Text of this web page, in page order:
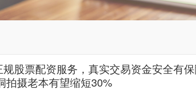
股票配资服务，真实交易资金安全有
拍摄老本有望缩短30%